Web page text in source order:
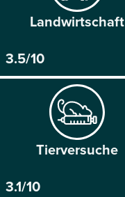
Land­wirtschaft
3.5/10
Tier­versuche
3.1/10